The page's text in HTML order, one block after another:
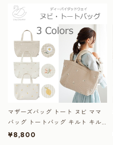
マザーズバッグ トート ヌビ ママ
バッグ トートバッグ キルト キル
ティング 大きめ 軽量 おしゃれ 肩
¥8,800